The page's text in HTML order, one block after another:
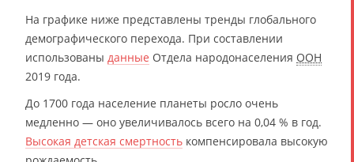
На графике ниже представлены тренды глобального
демографического перехода. При составлении
использованы данные Отдела народонаселения ООН
2019 года.
До 1700 года население планеты росло очень
медленно — оно увеличивалось всего на 0,04 % в год.
Высокая детская смертность компенсировала высокую